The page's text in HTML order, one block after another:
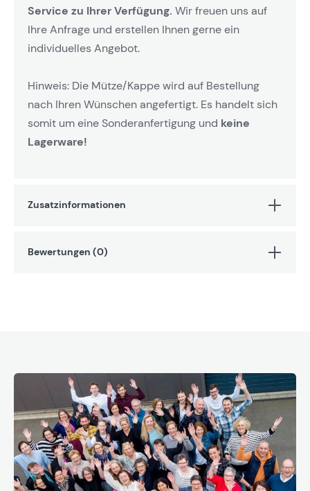
Service zu Ihrer Verfügung. Wir freuen uns auf
Ihre Anfrage und erstellen Ihnen gerne ein
individuelles Angebot.
Hinweis: Die Mütze/Kappe wird auf Bestellung
nach Ihren Wünschen angefertigt. Es handelt sich
somit um eine Sonderanfertigung und keine
Lagerware!
Zusatzinformationen
Bewertungen (0)